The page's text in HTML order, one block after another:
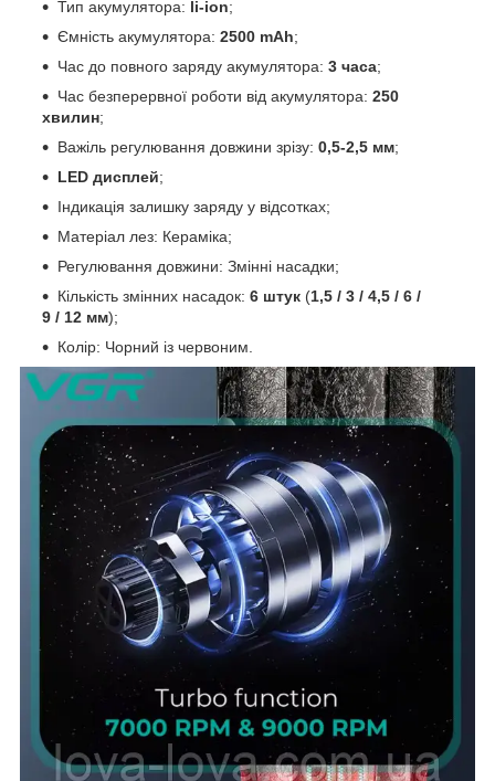
Тип акумулятора: li-ion;
Ємність акумулятора: 2500 mAh;
Час до повного заряду акумулятора: 3 часа;
Час безперервної роботи від акумулятора: 250
хвилин;
Важіль регулювання довжини зрізу: 0,5-2,5 мм;
LED дисплей;
Індикація залишку заряду у відсотках;
Матеріал лез: Кераміка;
Регулювання довжини: Змінні насадки;
Кількість змінних насадок: 6 штук (1,5 / 3 / 4,5 / 6 /
9 / 12 мм);
Колір: Чорний із червоним.